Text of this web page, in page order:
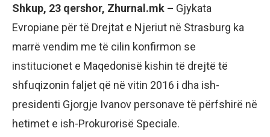
Shkup, 23 qershor, Zhurnal.mk – Gjykata
Evropiane për të Drejtat e Njeriut në Strasburg ka
marrë vendim me të cilin konfirmon se
institucionet e Maqedonisë kishin të drejtë të
shfuqizonin faljet që në vitin 2016 i dha ish-
presidenti Gjorgje Ivanov personave të përfshirë në
hetimet e ish-Prokurorisë Speciale.